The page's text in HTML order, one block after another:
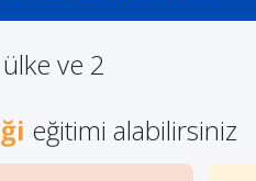
ve 2
eğitimi alabilirsiniz